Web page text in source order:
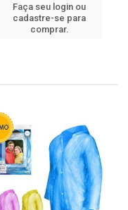
Faça seu login ou
cadastre-se para
comprar.